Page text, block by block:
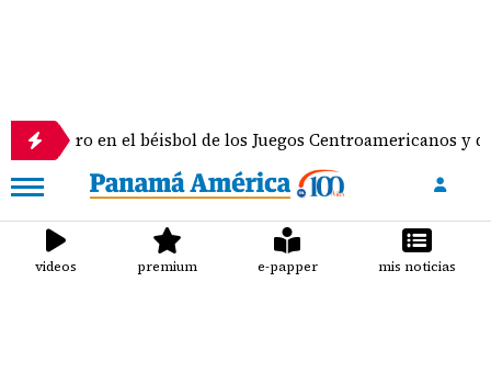
en el béisbol de los Juegos Centroamericanos y del
videos premium e-papper mis noticias